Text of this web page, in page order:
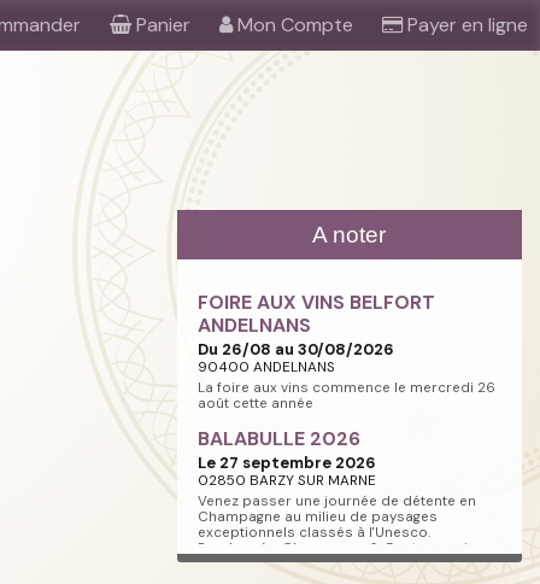
Panier Mon Compte Payer en ligne
A noter
FOIRE AUX VINS BELFORT
ANDELNANS
Du 26/08 au 30/08/2026
90400 ANDELNANS
La foire aux vins commence le mercredi 26
août cette année
BALABULLE 2026
Le 27 septembre 2026
02850 BARZY SUR MARNE
Venez passer une journée de détente en
Champagne au milieu de paysages
exceptionnels classés à l'Unesco.
Randonnée, Champagne & Gastronomie au
RDV.